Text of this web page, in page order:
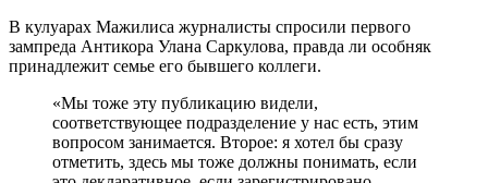
В кулуарах Мажилиса журналисты спросили первого
зампреда Антикора Улана Саркулова, правда ли особняк
принадлежит семье его бывшего коллеги.
«Мы тоже эту публикацию видели,
соответствующее подразделение у нас есть, этим
вопросом занимается. Второе: я хотел бы сразу
отметить, здесь мы тоже должны понимать, если